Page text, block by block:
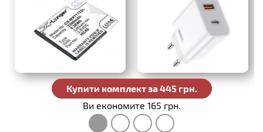
Купити комплект за 445 грн.
Ви економите 165 грн.